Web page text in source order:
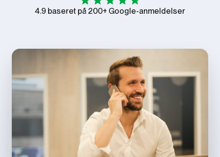
4.9 baseret på 200+ Google-anmeldelser